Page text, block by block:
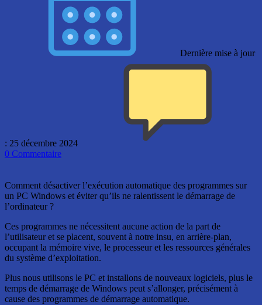
Dernière mise à jour
: 25 décembre 2024
0 Commentaire
Comment désactiver l’exécution automatique des programmes sur
un PC Windows et éviter qu’ils ne ralentissent le démarrage de
l’ordinateur ?
Ces programmes ne nécessitent aucune action de la part de
l’utilisateur et se placent, souvent à notre insu, en arrière-plan,
occupant la mémoire vive, le processeur et les ressources générales
du système d’exploitation.
Plus nous utilisons le PC et installons de nouveaux logiciels, plus le
temps de démarrage de Windows peut s’allonger, précisément à
cause des programmes de démarrage automatique.